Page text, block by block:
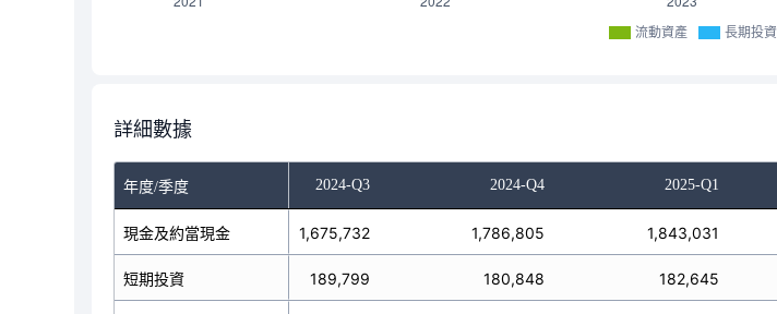
流動資產 長期投資
詳細數據
年度/季度
2024-Q2 2024-Q3 2024-Q4 2025-Q1
現金及約當現金
短期投資
1,152,044 1,675,732 1,786,805 1,843,031
712,501 189,799 180,848 182,645